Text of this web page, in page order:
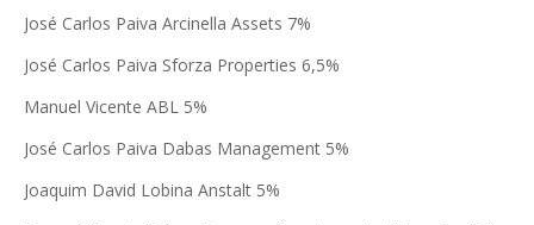
José Carlos Paiva Arcinella Assets 7%
José Carlos Paiva Sforza Properties 6,5%
Manuel Vicente ABL 5%
José Carlos Paiva Dabas Management 5%
Joaquim David Lobina Anstalt 5%